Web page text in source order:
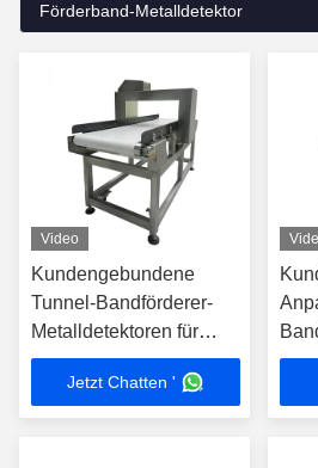
Förderband-Metalldetektor
Video
Kundengebundene
Tunnel-Bandförderer-
Metalldetektoren für
Plastik -
Verarbeitungsindustrie
Jetzt Chatten '